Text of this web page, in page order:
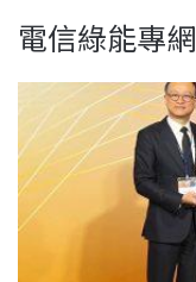
電信綠能專網